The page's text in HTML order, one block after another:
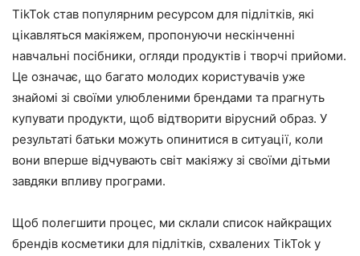
TikTok став популярним ресурсом для підлітків, які
цікавляться макіяжем, пропонуючи нескінченні
навчальні посібники, огляди продуктів і творчі прийоми.
Це означає, що багато молодих користувачів уже
знайомі зі своїми улюбленими брендами та прагнуть
купувати продукти, щоб відтворити вірусний образ. У
результаті батьки можуть опинитися в ситуації, коли
вони вперше відчувають світ макіяжу зі своїми дітьми
завдяки впливу програми.
Щоб полегшити процес, ми склали список найкращих
брендів косметики для підлітків, схвалених TikTok у